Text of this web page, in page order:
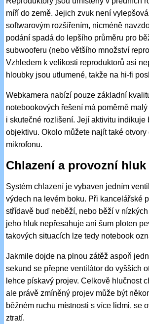
míří do země. Jejich zvuk není
softwarovým rozšířením, nicméně
podání spadá do lepšího průměru pro
subwooferu (nebo většího množství
Vzhledem k velikosti reproduktorů asi
hloubky jsou utlumené, takže na hi-fi
Webkamera nabízí pouze základní
notebookových řešení má poměrně
i skutečné rozlišení. Její aktivitu indikuje
objektivu. Okolo můžete najít také
mikrofonu.
Chlazení a provozní hluk
Systém chlazení je vybaven jedním
výdech na levém boku. Při kancelářské
střídavě buď neběží, nebo běží v
jeho hluk nepřesahuje ani šum ploten
takových situacích lze tedy notebook
Jakmile dojde na plnou zátěž aspoň
sekund se přepne ventilátor do vyšších
lehce pískavý projev. Celkově hlučnost
ale právě zmíněný projev může být
běžném ruchu místnosti s více lidmi, se
ztratí.